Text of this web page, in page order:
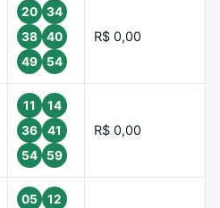
20
34
38
40
49
54
R$ 0,00
11
14
36
41
54
59
R$ 0,00
05
12